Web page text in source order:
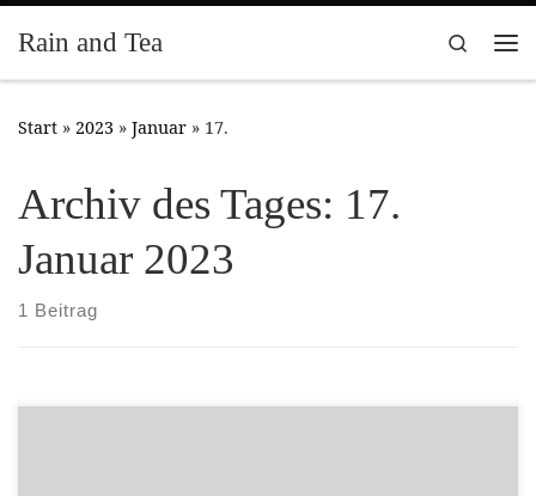
Zum Inhalt springen
Rain and Tea
Search
Start » 2023 » Januar » 17.
Archiv des Tages: 17.
Januar 2023
1 Beitrag